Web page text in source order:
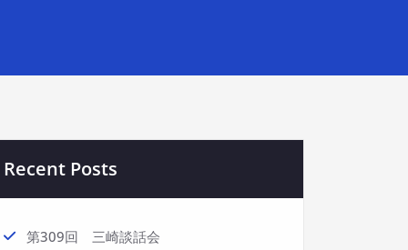
Recent Posts
第309回 三崎談話会